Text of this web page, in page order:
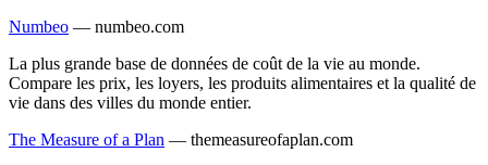
Numbeo — numbeo.com
La plus grande base de données de coût de la vie au monde.
Compare les prix, les loyers, les produits alimentaires et la qualité de
vie dans des villes du monde entier.
The Measure of a Plan — themeasureofaplan.com